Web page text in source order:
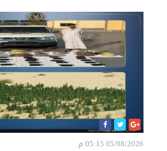
05/08/2026 05:15 م